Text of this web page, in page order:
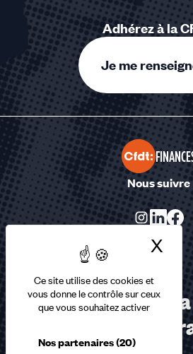
Ce site utilise des cookies et
vous donne le contrôle sur ceux
que vous souhaitez activer
Nos partenaires(20)
X
Adhérez à la
Je me
Nous suivre
Abonnez-vous à